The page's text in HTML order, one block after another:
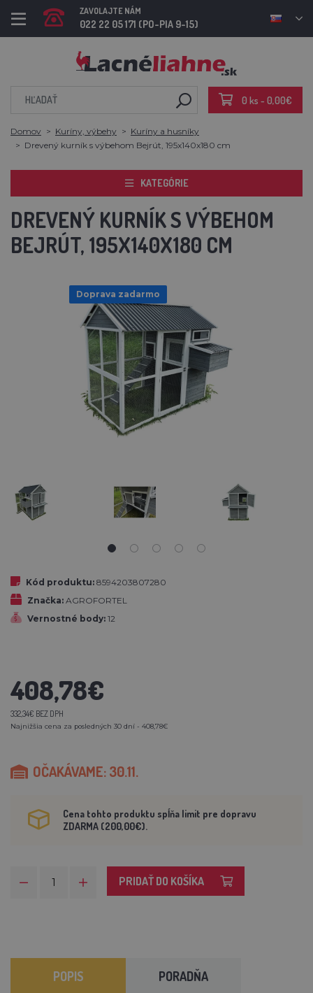
ZAVOLAJTE NÁM
022 22 05 171 (PO-PIA 9-15)
0 ks - 0,00€
Domov Kuríny, výbehy
Kuríny a husníky
Drevený kurník s výbehom Bejrút, 195x140x180 cm
KATEGÓRIE
DREVENÝ KURNÍK S VÝBEHOM
BEJRÚT, 195X140X180 CM
Doprava zadarmo
Kód produktu: 8594203807280
Značka: AGROFORTEL
Vernostné body: 12
408,78€
332,34€ BEZ DPH
Najnižšia cena za posledných 30 dní - 408,78€
OČAKÁVAME: 30.11.
Cena tohto produktu spĺňa limit pre dopravu
ZDARMA (200,00€).
PRIDAŤ DO KOŠÍKA
POPIS PORADŇA